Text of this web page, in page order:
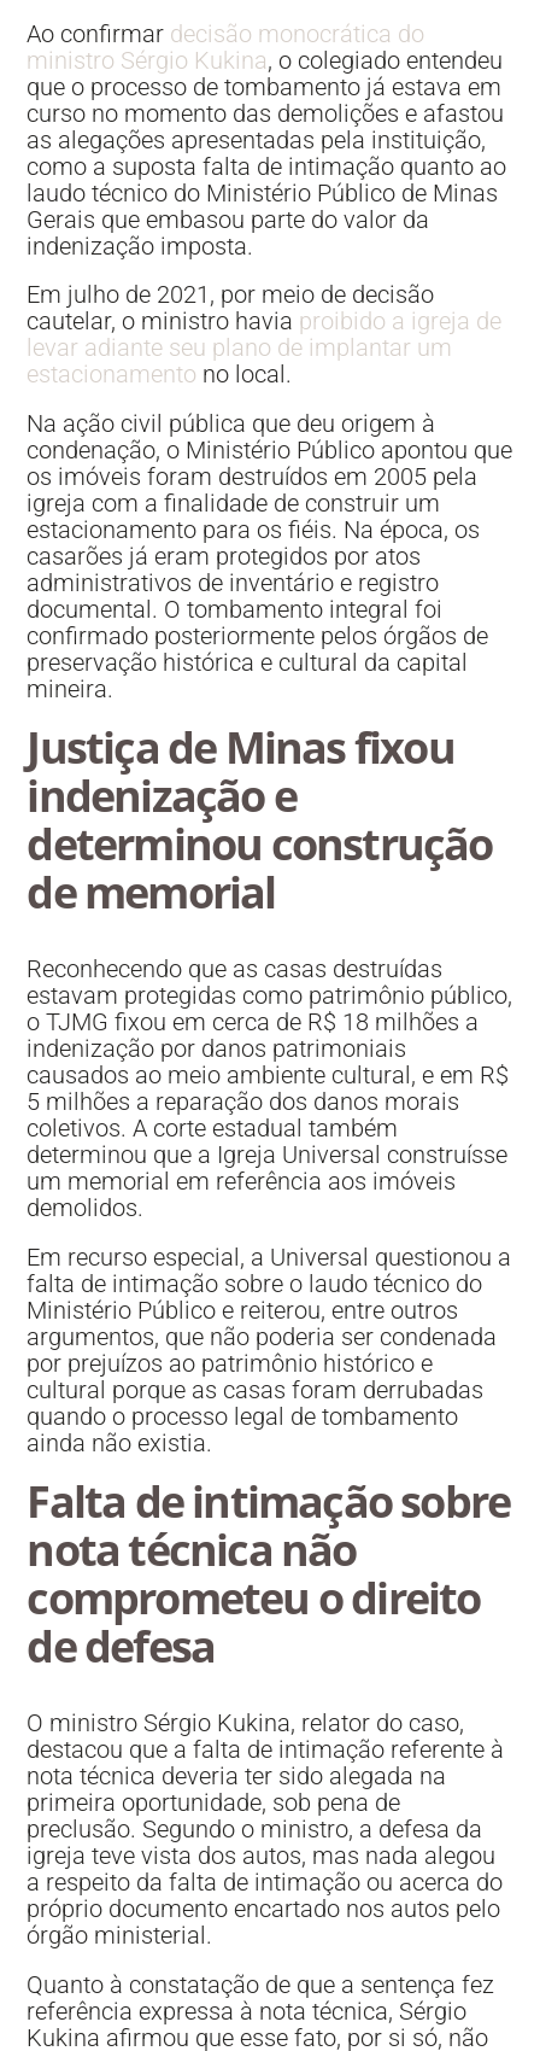
Ao confirmar decisão monocrática do
ministro Sérgio Kukina, o colegiado entendeu
que o processo de tombamento já estava em
curso no momento das demolições e afastou
as alegações apresentadas pela instituição,
como a suposta falta de intimação quanto ao
laudo técnico do Ministério Público de Minas
Gerais que embasou parte do valor da
indenização imposta.
Em julho de 2021, por meio de decisão
cautelar, o ministro havia proibido a igreja de
levar adiante seu plano de implantar um
estacionamento no local.
Na ação civil pública que deu origem à
condenação, o Ministério Público apontou que
os imóveis foram destruídos em 2005 pela
igreja com a finalidade de construir um
estacionamento para os fiéis. Na época, os
casarões já eram protegidos por atos
administrativos de inventário e registro
documental. O tombamento integral foi
confirmado posteriormente pelos órgãos de
preservação histórica e cultural da capital
mineira.
Justiça de Minas fixou
indenização e
determinou construção
de memorial
Reconhecendo que as casas destruídas
estavam protegidas como patrimônio público,
o TJMG fixou em cerca de R$ 18 milhões a
indenização por danos patrimoniais
causados ao meio ambiente cultural, e em R$
5 milhões a reparação dos danos morais
coletivos. A corte estadual também
determinou que a Igreja Universal construísse
um memorial em referência aos imóveis
demolidos.
Em recurso especial, a Universal questionou a
falta de intimação sobre o laudo técnico do
Ministério Público e reiterou, entre outros
argumentos, que não poderia ser condenada
por prejuízos ao patrimônio histórico e
cultural porque as casas foram derrubadas
quando o processo legal de tombamento
ainda não existia.
Falta de intimação sobre
nota técnica não
comprometeu o direito
de defesa
O ministro Sérgio Kukina, relator do caso,
destacou que a falta de intimação referente à
nota técnica deveria ter sido alegada na
primeira oportunidade, sob pena de
preclusão. Segundo o ministro, a defesa da
igreja teve vista dos autos, mas nada alegou
a respeito da falta de intimação ou acerca do
próprio documento encartado nos autos pelo
órgão ministerial.
Quanto à constatação de que a sentença fez
referência expressa à nota técnica, Sérgio
Kukina afirmou que esse fato, por si só, não